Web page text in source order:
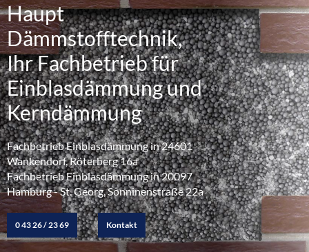
Haupt
Dämmstofftechnik,
Ihr Fachbetrieb für
Einblasdämmung und
Kerndämmung
Fachbetrieb Einblasdämmung in 24601
Wankendorf, Röterberg 16a
Fachbetrieb Einblasdämmung in 20097
Hamburg - St. Georg, Sonninenstraße 22a
0 43 26 / 23 69 Kontakt